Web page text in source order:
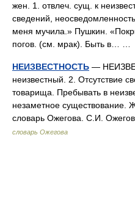
жен. 1. отвлеч. сущ. к
сведений,
меня мучила.» Пушкин.
погов. (см. мрак). Быть в… …
НЕИЗВЕСТНОСТЬ —
неизвестный. 2. Отсутствие
товарища. Пребывать в
незаметное существование.
словарь Ожегова. С.И.
словарь Ожегова